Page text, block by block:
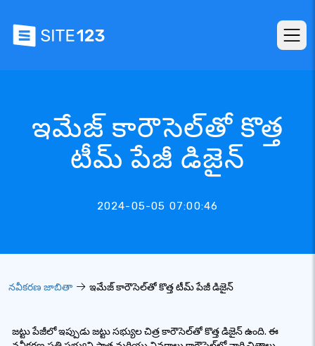
ఇమేజ్ కారౌసెల్‌తో కొత్త
టీమ్ పేజీ డిజైన్
2024-05-05 07:00:46
నవీకరణ జాబితా ఇమేజ్ కారౌసెల్‌తో కొత్త టీమ్ పేజీ డిజైన్
జట్టు పేజీలో ఇప్పుడు జట్టు సభ్యుల చిత్ర కారౌసెల్‌తో కొత్త డిజైన్ ఉంది. ఈ